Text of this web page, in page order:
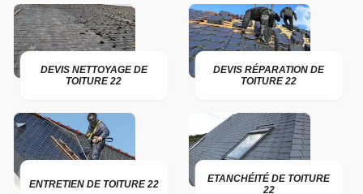
DEVIS NETTOYAGE DE
TOITURE 22
DEVIS RÉPARATION DE
TOITURE 22
ENTRETIEN DE TOITURE 22
ETANCHÉITÉ DE TOITURE
22